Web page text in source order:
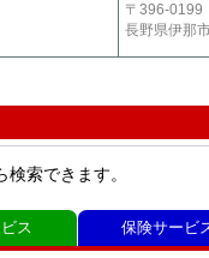
〒396-0199
長野県伊那
索できます。
ス 保険サービ